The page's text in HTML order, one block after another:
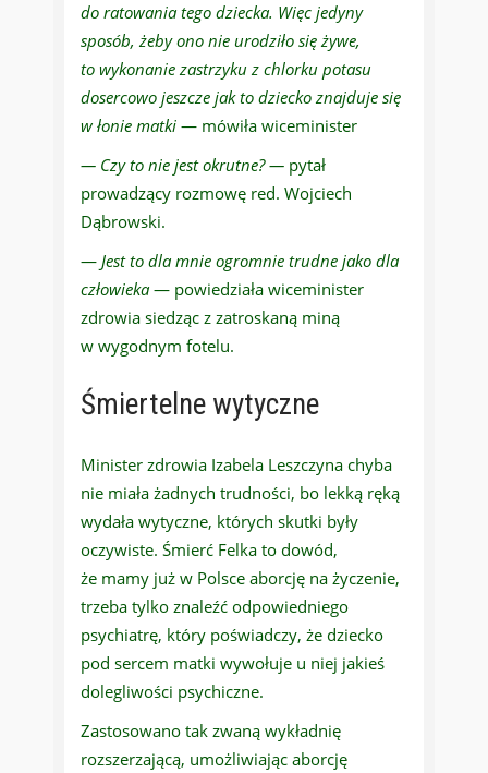
do ratowania tego dziecka. Więc jedyny
sposób, żeby ono nie urodziło się żywe,
to wykonanie zastrzyku z chlorku potasu
dosercowo jeszcze jak to dziecko znajduje się
w łonie matki — mówiła wiceminister
— Czy to nie jest okrutne? — pytał
prowadzący rozmowę red. Wojciech
Dąbrowski.
— Jest to dla mnie ogromnie trudne jako dla
człowieka— powiedziała wiceminister
zdrowia siedząc z zatroskaną miną
w wygodnym fotelu.
Śmiertelne wytyczne
Minister zdrowia Izabela Leszczyna chyba
nie miała żadnych trudności, bo lekką ręką
wydała wytyczne, których skutki były
oczywiste. Śmierć Felka to dowód,
że mamy już w Polsce aborcję na życzenie,
trzeba tylko znaleźć odpowiedniego
psychiatrę, który poświadczy, że dziecko
pod sercem matki wywołuje u niej jakieś
dolegliwości psychiczne.
Zastosowano tak zwaną wykładnię
rozszerzającą, umożliwiając aborcję